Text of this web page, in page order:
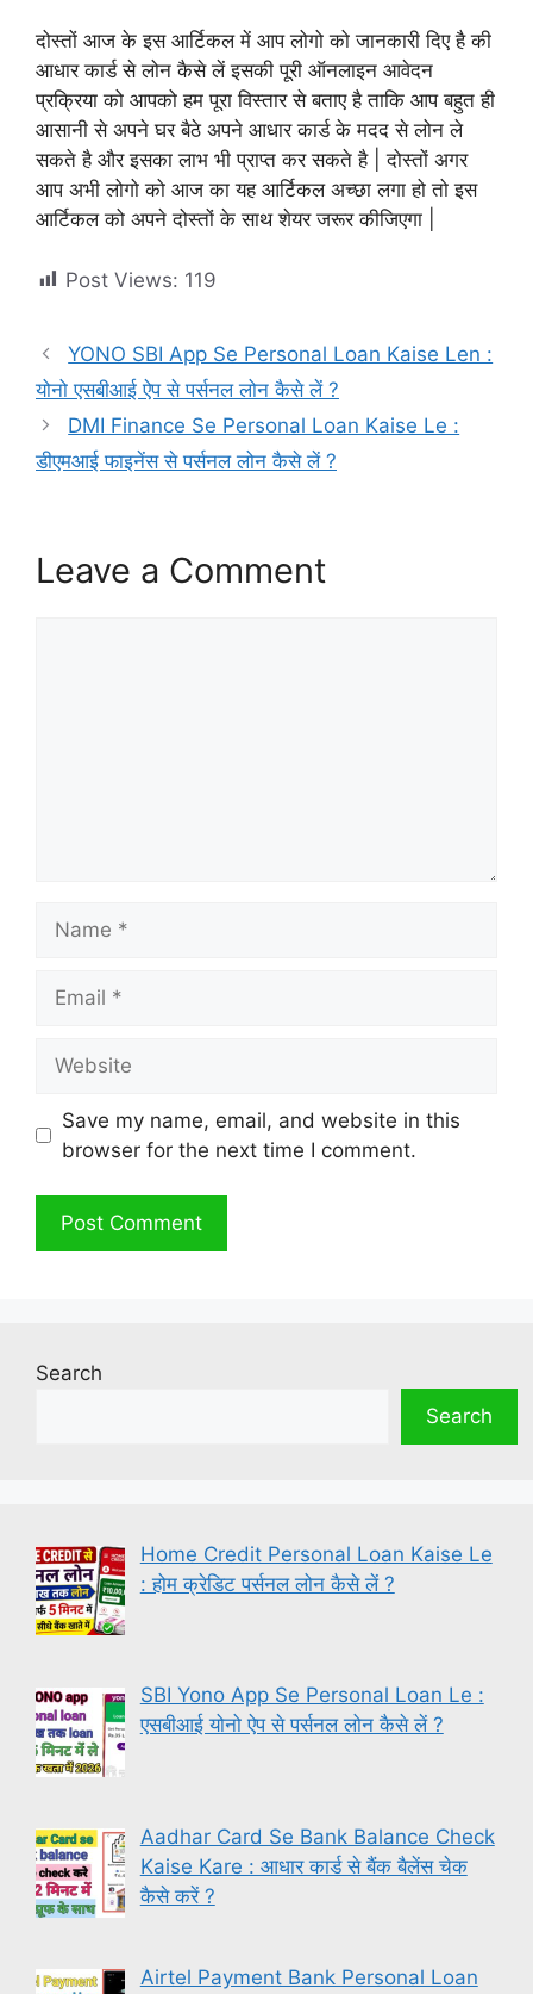
दोस्तों आज के इस आर्टिकल में आप लोगो को जानकारी दिए है की
आधार कार्ड से लोन कैसे लें इसकी पूरी ऑनलाइन आवेदन
प्रक्रिया को आपको हम पूरा विस्तार से बताए है ताकि आप बहुत ही
आसानी से अपने घर बैठे अपने आधार कार्ड के मदद से लोन ले
सकते है और इसका लाभ भी प्राप्त कर सकते है | दोस्तों अगर
आप अभी लोगो को आज का यह आर्टिकल अच्छा लगा हो तो इस
आर्टिकल को अपने दोस्तों के साथ शेयर जरूर कीजिएगा |
Post Views: 119
YONO SBI App Se Personal Loan Kaise Len :
योनो एसबीआई ऐप से पर्सनल लोन कैसे लें ?
DMI Finance Se Personal Loan Kaise Le :
डीएमआई फाइनेंस से पर्सनल लोन कैसे लें ?
Leave a Comment
Save my name, email, and website in this
browser for the next time I comment.
Search
Search
Home Credit Personal Loan Kaise Le
: होम क्रेडिट पर्सनल लोन कैसे लें ?
SBI Yono App Se Personal Loan Le :
एसबीआई योनो ऐप से पर्सनल लोन कैसे लें ?
Aadhar Card Se Bank Balance Check
Kaise Kare : आधार कार्ड से बैंक बैलेंस चेक
कैसे करें ?
Airtel Payment Bank Personal Loan